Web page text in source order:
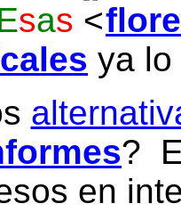
sas
ya
?
en